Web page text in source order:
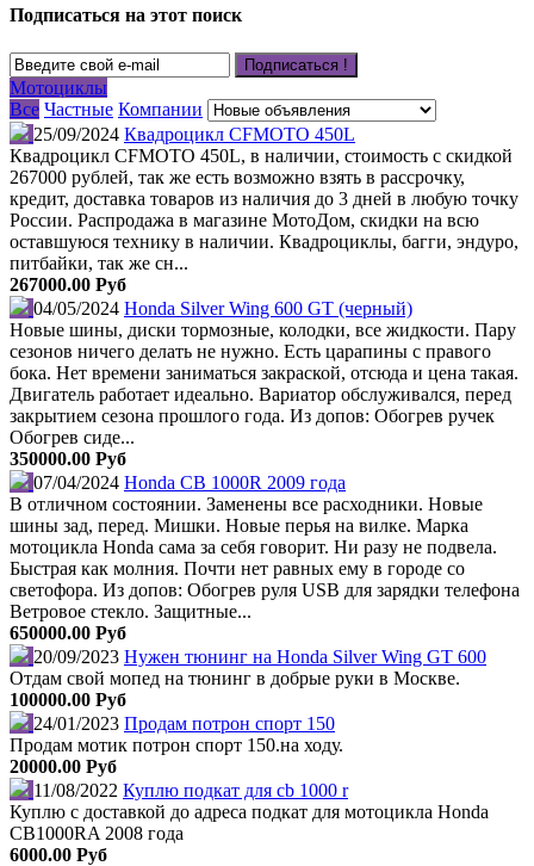
Подписаться на этот поиск
Подписаться !
Мотоциклы
Все Частные Компании
25/09/2024 Квадроцикл CFMOTO 450L
Квадроцикл CFMOTO 450L, в наличии, стоимость с скидкой
267000 рублей, так же есть возможно взять в рассрочку,
кредит, доставка товаров из наличия до 3 дней в любую точку
России. Распродажа в магазине МотоДом, скидки на всю
оставшуюся технику в наличии. Квадроциклы, багги, эндуро,
питбайки, так же сн...
267000.00 Руб
04/05/2024 Honda Silver Wing 600 GT (черный)
Новые шины, диски тормозные, колодки, все жидкости. Пару
сезонов ничего делать не нужно. Есть царапины с правого
бока. Нет времени заниматься закраской, отсюда и цена такая.
Двигатель работает идеально. Вариатор обслуживался, перед
закрытием сезона прошлого года. Из допов: Обогрев ручек
Обогрев сиде...
350000.00 Руб
07/04/2024 Honda CB 1000R 2009 года
В отличном состоянии. Заменены все расходники. Новые
шины зад, перед. Мишки. Новые перья на вилке. Марка
мотоцикла Honda сама за себя говорит. Ни разу не подвела.
Быстрая как молния. Почти нет равных ему в городе со
светофора. Из допов: Обогрев руля USB для зарядки телефона
Ветровое стекло. Защитные...
650000.00 Руб
20/09/2023 Нужен тюнинг на Honda Silver Wing GT 600
Отдам свой мопед на тюнинг в добрые руки в Москве.
100000.00 Руб
24/01/2023 Продам потрон спорт 150
Продам мотик потрон спорт 150.на ходу.
20000.00 Руб
11/08/2022 Куплю подкат для cb 1000 r
Куплю с доставкой до адреса подкат для мотоцикла Honda
CB1000RA 2008 года
6000.00 Руб